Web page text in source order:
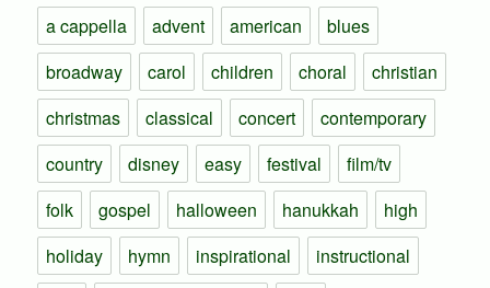
a cappella advent american
blues
broadway
carol children choral
christian
christmas
classical concert
contemporary
country
disney easy festival
film/tv
folk
gospel halloween hanukkah
high
holiday
hymn inspirational
instructional